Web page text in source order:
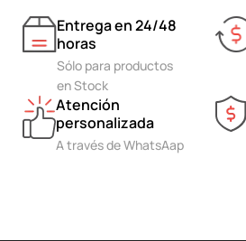
Entrega en 24/48
horas
Sólo para productos
en Stock
Atención
personalizada
A través de WhatsAap